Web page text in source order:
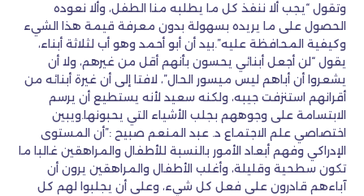
وتقول “يجب ألا ننفذ كل ما يطلبه منا الطفل، وألا نعوده
الحصول على ما يريده بسهولة بدون معرفة قيمة هذا الشيء
وكيفية المحافظة عليه”.بيد أن أبو أحمد وهو أب لثلاثة أبناء،
يقول “لن أجعل أبنائي يحسون بأنهم أقل من غيرهم، ولا أن
يشعروا أن أباهم ليس ميسور الحال”، لافتا إلى أن غيرة أبنائه من
أقرانهم استنزفت جيبه، ولكنه سعيد لأنه يستطيع أن يرسم
الابتسامة على وجوههم بجلب الأشياء التي يحبونها.ويبين
اختصاصي علم الاجتماع د. عبد المنعم صبيح :”أن المستوى
الإدراكي وفهم أبعاد الأمور بالنسبة للأطفال والمراهقين غالبا ما
تكون سطحية وقليلة، وأغلب الأطفال والمراهقين يرون أن
آباءهم قادرون على فعل كل شيء، وعلى أن يجلبوا لهم كل